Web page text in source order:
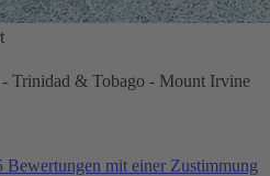
Trinidad & Tobago - Mount Irvine
Bewertungen mit einer Zustimmung